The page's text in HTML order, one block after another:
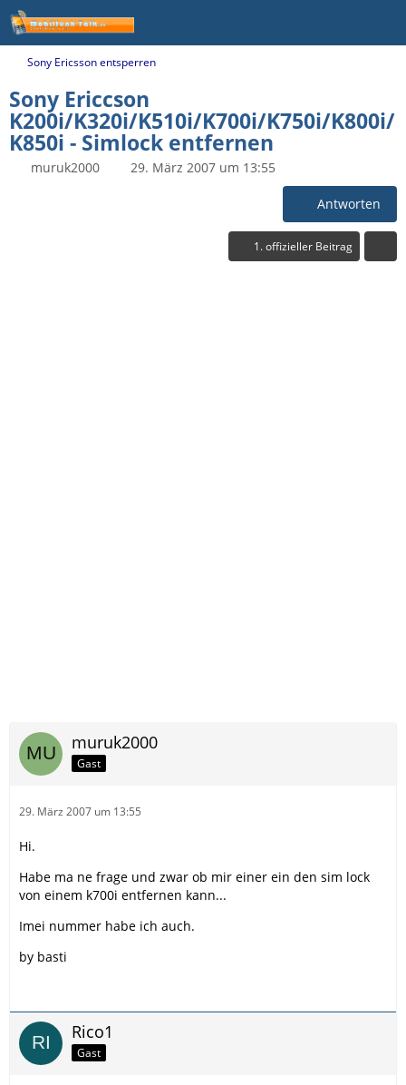
Sony Ericsson entsperren
Sony Ericcson
K200i/K320i/K510i/K700i/K750i/K800i/
K850i - Simlock entfernen
muruk2000 29. März 2007 um 13:55
Antworten
1. offizieller Beitrag
muruk2000
Gast
29. März 2007 um 13:55
Hi.
Habe ma ne frage und zwar ob mir einer ein den sim lock
von einem k700i entfernen kann...
Imei nummer habe ich auch.
by basti
Rico1
Gast